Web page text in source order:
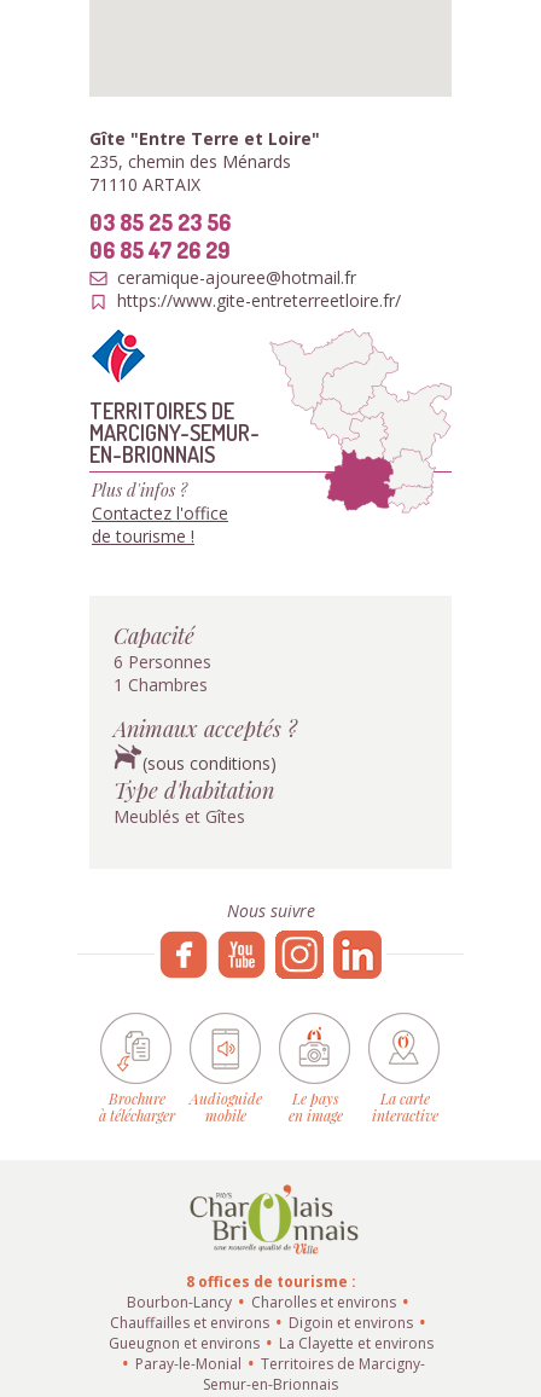
Gîte "Entre Terre et Loire"
235, chemin des Ménards
71110 ARTAIX
03 85 25 23 56
06 85 47 26 29
ceramique-ajouree@hotmail.fr
https://www.gite-entreterreetloire.fr/
TERRITOIRES DE
MARCIGNY-SEMUR-
EN-BRIONNAIS
Plus d'infos ?
Contactez l'office
de tourisme !
Capacité
6 Personnes
1 Chambres
Animaux acceptés ?
(sous conditions)
Type d'habitation
Meublés et Gîtes
Nous suivre
Brochure
à télécharger
Audioguide
mobile
Le pays
en image
La carte
interactive
8 offices de tourisme :
Bourbon-Lancy
Charolles et environs
Chauffailles et environs
Digoin et environs
Gueugnon et environs
La Clayette et environs
Paray-le-Monial
Territoires de Marcigny-
Semur-en-Brionnais